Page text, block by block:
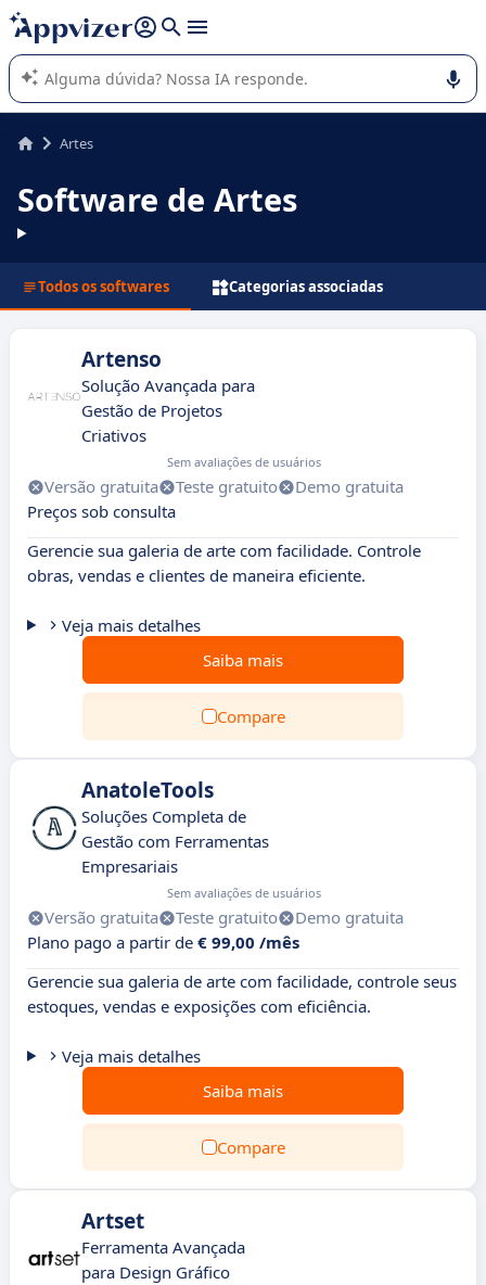
de nossa IA (várias linhas com
A IA do Appvizer o orienta no uso ou na seleção de software
SaaS para sua empresa.
Artes
Software de Artes
Todos os softwares Categorias associadas
Artenso
Solução Avançada para
Gestão de Projetos
Criativos
Sem avaliações de usuários
Versão gratuita Teste gratuito
Demo gratuita
Preços sob consulta
Gerencie sua galeria de arte com facilidade. Controle
obras, vendas e clientes de maneira eficiente.
Veja mais detalhes
Saiba mais
Compare
AnatoleTools
Soluções Completa de
Gestão com Ferramentas
Empresariais
Sem avaliações de usuários
Versão gratuita Teste gratuito
Demo gratuita
Plano pago a partir de € 99,00 /mês
Gerencie sua galeria de arte com facilidade, controle seus
estoques, vendas e exposições com eficiência.
Veja mais detalhes
Saiba mais
Compare
Artset
Ferramenta Avançada
para Design Gráfico